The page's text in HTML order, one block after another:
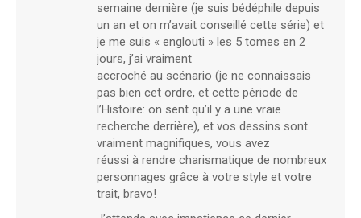
semaine dernière (je suis bédéphile depuis
un an et on m’avait conseillé cette série) et
je me suis « englouti » les 5 tomes en 2
jours, j’ai vraiment
accroché au scénario (je ne connaissais
pas bien cet ordre, et cette période de
l’Histoire: on sent qu’il y a une vraie
recherche derrière), et vos dessins sont
vraiment magnifiques, vous avez
réussi à rendre charismatique de nombreux
personnages grâce à votre style et votre
trait, bravo!